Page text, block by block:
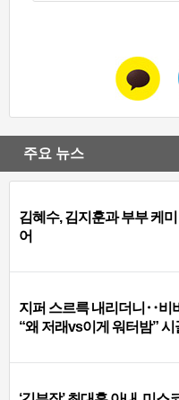
주요 뉴스
김혜수, 김지훈과 부부 케미
어
지퍼 스르륵 내리더니‥비
“왜 저래vs이게 워터밤” 시